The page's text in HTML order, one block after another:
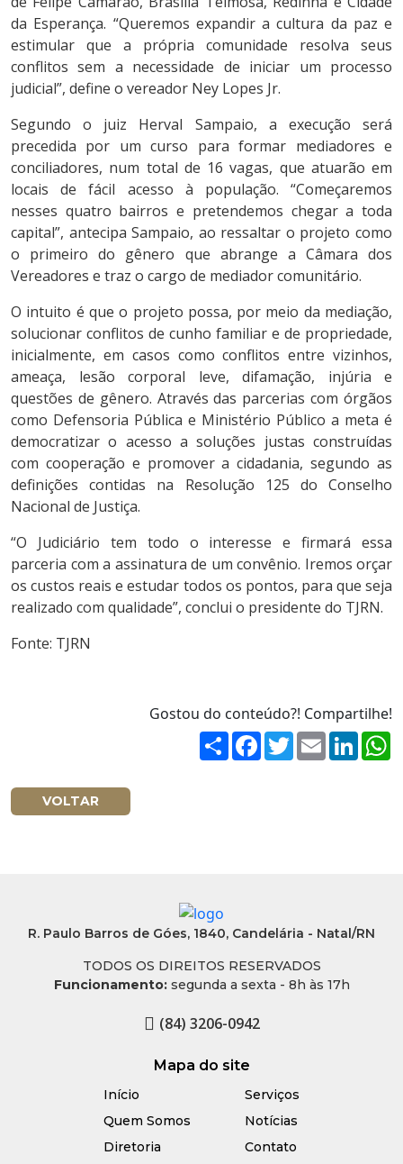
da Esperança. “Queremos expandir a cultura da paz e
estimular que a própria comunidade resolva seus
conflitos sem a necessidade de iniciar um processo
judicial”, define o vereador Ney Lopes Jr.
Segundo o juiz Herval Sampaio, a execução será
precedida por um curso para formar mediadores e
conciliadores, num total de 16 vagas, que atuarão em
locais de fácil acesso à população. “Começaremos
nesses quatro bairros e pretendemos chegar a toda
capital”, antecipa Sampaio, ao ressaltar o projeto como
o primeiro do gênero que abrange a Câmara dos
Vereadores e traz o cargo de mediador comunitário.
O intuito é que o projeto possa, por meio da mediação,
solucionar conflitos de cunho familiar e de propriedade,
inicialmente, em casos como conflitos entre vizinhos,
ameaça, lesão corporal leve, difamação, injúria e
questões de gênero. Através das parcerias com órgãos
como Defensoria Pública e Ministério Público a meta é
democratizar o acesso a soluções justas construídas
com cooperação e promover a cidadania, segundo as
definições contidas na Resolução 125 do Conselho
Nacional de Justiça.
“O Judiciário tem todo o interesse e firmará essa
parceria com a assinatura de um convênio. Iremos orçar
os custos reais e estudar todos os pontos, para que seja
realizado com qualidade”, conclui o presidente do TJRN.
Fonte: TJRN
Gostou do conteúdo?! Compartilhe!
ShareFacebook
TwitterEmail
VOLTAR
R. Paulo Barros de Góes, 1840, Candelária - Natal/RN
TODOS OS DIREITOS RESERVADOS
Funcionamento:segunda a sexta - 8h às 17h
(84) 3206-0942
Mapa do site
Início
Quem Somos
Diretoria
Serviços
Notícias
Contato